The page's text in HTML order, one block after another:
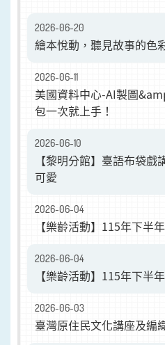
2026-06-20
繪本悅動，聽見故事的色
2026-06-11
美國資料中心-AI製圖
包一次就上手！
2026-06-10
【黎明分館】臺語布袋
可愛
2026-06-04
【樂齡活動】115年下半
2026-06-04
【樂齡活動】115年下半
2026-06-03
臺灣原住民文化講座及編